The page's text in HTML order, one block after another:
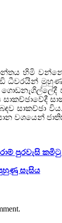
හිමි
ධීවරයින්
සාකච්ඡා
වශයෙන්
පුරවැසි කමිටු
සැසිය